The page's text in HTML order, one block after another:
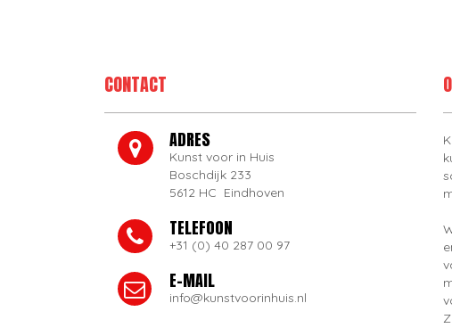
CONTACT
ADRES
Kunst voor in Huis
Boschdijk 233
5612 HC Eindhoven
TELEFOON
+31 (0) 40 287 00 97
E-MAIL
info@kunstvoorinhuis.nl